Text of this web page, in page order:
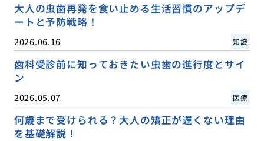
大人の虫歯再発を食い止める生活習慣のアップデ
ートと予防戦略！
2026.06.16 知識
歯科受診前に知っておきたい虫歯の進行度とサイ
ン
2026.05.07 医療
何歳まで受けられる？大人の矯正が遅くない理由
を基礎解説！